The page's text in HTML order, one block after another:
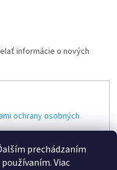
prechádzaním
Viac
informácie o nových
ochrany osobných